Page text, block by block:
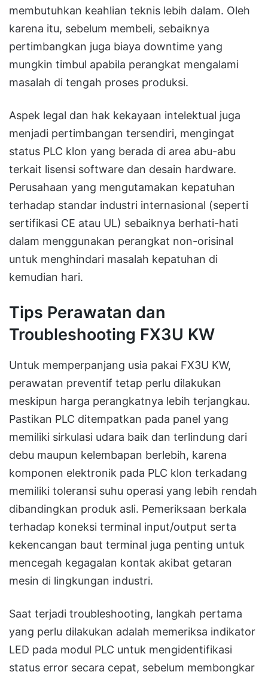
membutuhkan keahlian teknis lebih dalam. Oleh
karena itu, sebelum membeli, sebaiknya
pertimbangkan juga biaya downtime yang
mungkin timbul apabila perangkat mengalami
masalah di tengah proses produksi.
Aspek legal dan hak kekayaan intelektual juga
menjadi pertimbangan tersendiri, mengingat
status PLC klon yang berada di area abu-abu
terkait lisensi software dan desain hardware.
Perusahaan yang mengutamakan kepatuhan
terhadap standar industri internasional (seperti
sertifikasi CE atau UL) sebaiknya berhati-hati
dalam menggunakan perangkat non-orisinal
untuk menghindari masalah kepatuhan di
kemudian hari.
Tips Perawatan dan
Troubleshooting FX3U KW
Untuk memperpanjang usia pakai FX3U KW,
perawatan preventif tetap perlu dilakukan
meskipun harga perangkatnya lebih terjangkau.
Pastikan PLC ditempatkan pada panel yang
memiliki sirkulasi udara baik dan terlindung dari
debu maupun kelembapan berlebih, karena
komponen elektronik pada PLC klon terkadang
memiliki toleransi suhu operasi yang lebih rendah
dibandingkan produk asli. Pemeriksaan berkala
terhadap koneksi terminal input/output serta
kekencangan baut terminal juga penting untuk
mencegah kegagalan kontak akibat getaran
mesin di lingkungan industri.
Saat terjadi troubleshooting, langkah pertama
yang perlu dilakukan adalah memeriksa indikator
LED pada modul PLC untuk mengidentifikasi
status error secara cepat, sebelum membongkar